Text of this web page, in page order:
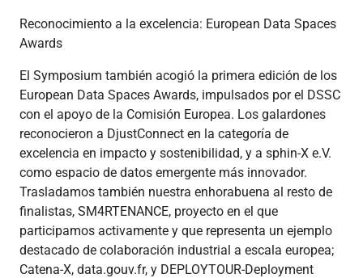
Reconocimiento a la excelencia: European Data Spaces
Awards
El Symposium también acogió la primera edición de los
European Data Spaces Awards, impulsados por el DSSC
con el apoyo de la Comisión Europea. Los galardones
reconocieron a DjustConnect en la categoría de
excelencia en impacto y sostenibilidad, y a sphin-X e.V.
como espacio de datos emergente más innovador.
Trasladamos también nuestra enhorabuena al resto de
finalistas, SM4RTENANCE, proyecto en el que
participamos activamente y que representa un ejemplo
destacado de colaboración industrial a escala europea;
Catena-X, data.gouv.fr, y DEPLOYTOUR-Deployment